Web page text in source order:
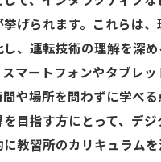
げられます。これらは
し、運転技術の理解を深
マートフォンやタブレッ
や場所を問わずに学べる
目指す方にとって、デジ
に教習所のカリキュラム